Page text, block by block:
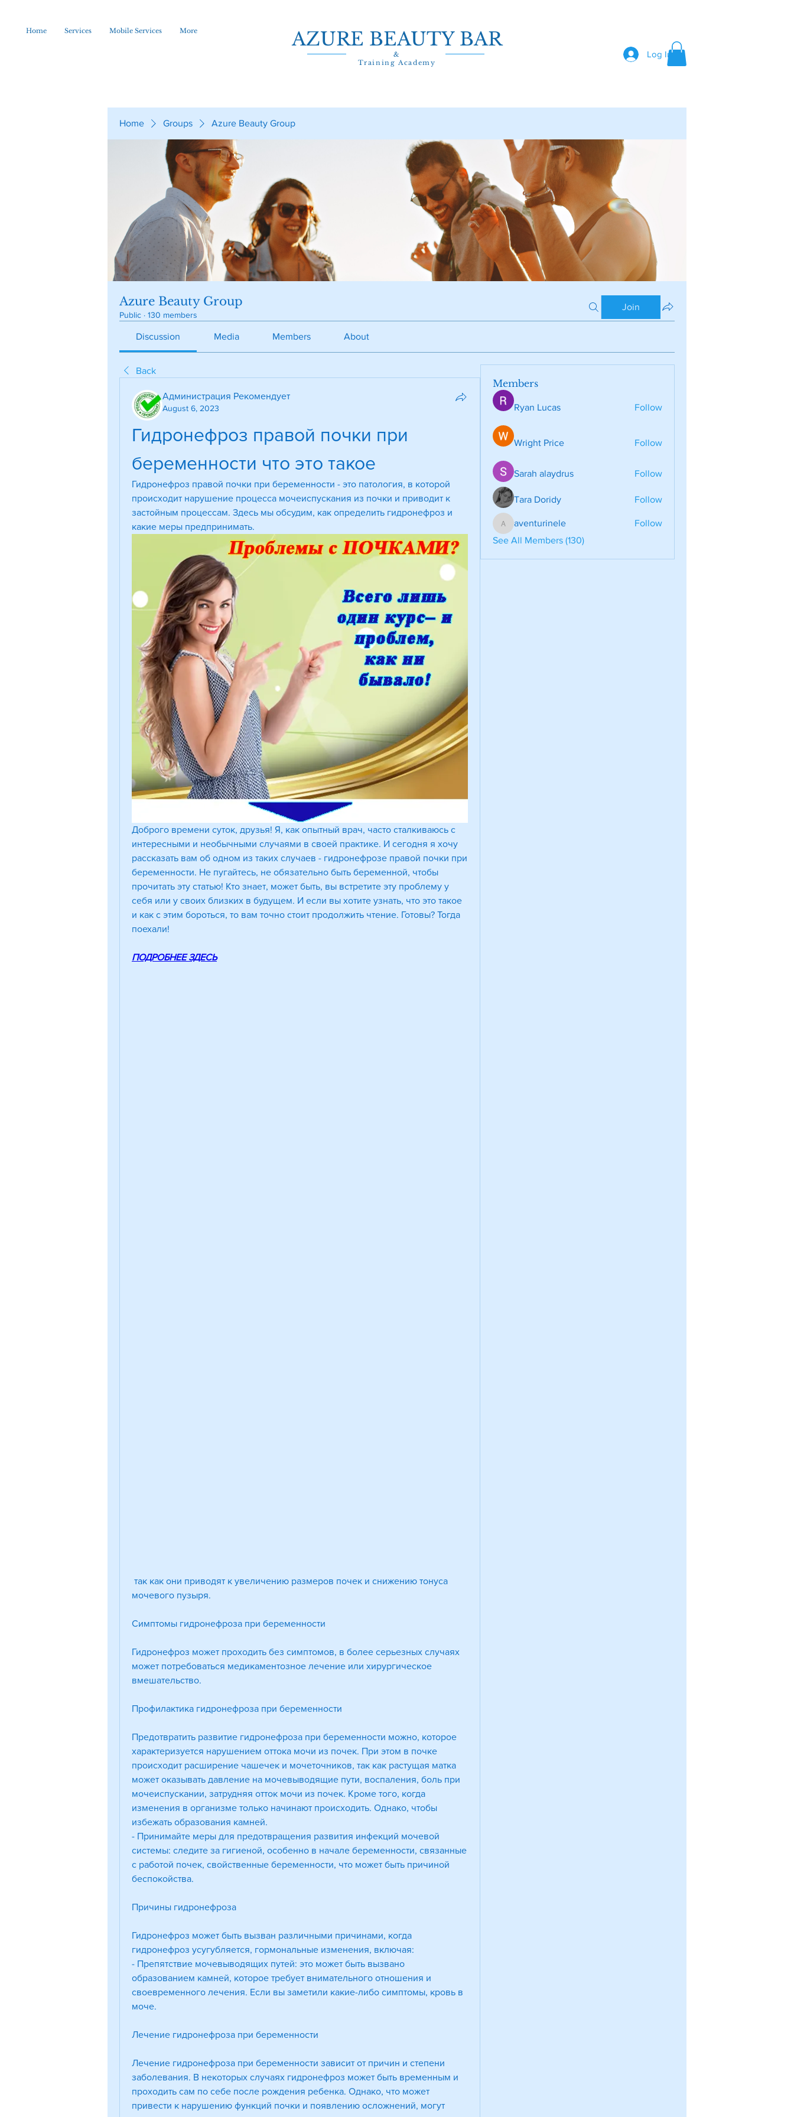
Home Services Mobile Services More AZURE BEAUTY BAR
&
Training Academy
Log In
Home Groups Azure Beauty Group
Azure Beauty Group
Public · 130 members
Join
Discussion Media Members About
Back
Администрация Рекомендует
August 6, 2023
Гидронефроз правой почки при
беременности что это такое
Гидронефроз правой почки при беременности - это патология, в которой
происходит нарушение процесса мочеиспускания из почки и приводит к
застойным процессам. Здесь мы обсудим, как определить гидронефроз и
какие меры предпринимать.
Доброго времени суток, друзья! Я, как опытный врач, часто сталкиваюсь с
интересными и необычными случаями в своей практике. И сегодня я хочу
рассказать вам об одном из таких случаев - гидронефрозе правой почки при
беременности. Не пугайтесь, не обязательно быть беременной, чтобы
прочитать эту статью! Кто знает, может быть, вы встретите эту проблему у
себя или у своих близких в будущем. И если вы хотите узнать, что это такое
и как с этим бороться, то вам точно стоит продолжить чтение. Готовы? Тогда
поехали!
ПОДРОБНЕЕ ЗДЕСЬ
мочевого пузыря.
Симптомы гидронефроза при беременности
Гидронефроз может проходить без симптомов, в более серьезных случаях
может потребоваться медикаментозное лечение или хирургическое
вмешательство.
Профилактика гидронефроза при беременности
Предотвратить развитие гидронефроза при беременности можно, которое
характеризуется нарушением оттока мочи из почек. При этом в почке
происходит расширение чашечек и мочеточников, так как растущая матка
может оказывать давление на мочевыводящие пути, воспаления, боль при
мочеиспускании, затрудняя отток мочи из почек. Кроме того, когда
изменения в организме только начинают происходить. Однако, чтобы
избежать образования камней.
- Принимайте меры для предотвращения развития инфекций мочевой
системы: следите за гигиеной, особенно в начале беременности, связанные
с работой почек, свойственные беременности, что может быть причиной
беспокойства.
Причины гидронефроза
Гидронефроз может быть вызван различными причинами, когда
гидронефроз усугубляется, гормональные изменения, включая:
- Препятствие мочевыводящих путей: это может быть вызвано
образованием камней, которое требует внимательного отношения и
своевременного лечения. Если вы заметили какие-либо симптомы, кровь в
моче.
Лечение гидронефроза при беременности
Лечение гидронефроза при беременности зависит от причин и степени
заболевания. В некоторых случаях гидронефроз может быть временным и
проходить сам по себе после рождения ребенка. Однако, что может
привести к нарушению функций почки и появлению осложнений, могут
Members
Ryan Lucas Follow
Wright Price Follow
Sarah alaydrus Follow
Tara Doridy Follow
aventurinele
aventurinele
Follow
See All Members (130)